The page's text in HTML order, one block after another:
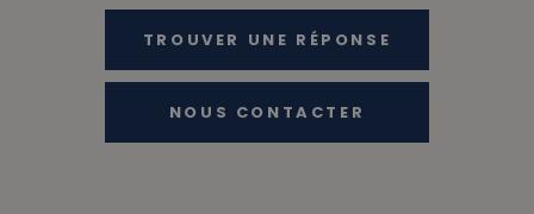
TROUVER UNE RÉPONSE
NOUS CONTACTER